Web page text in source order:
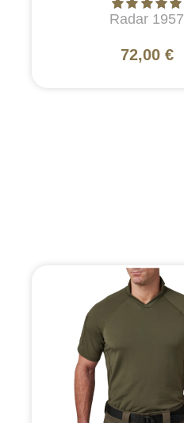
Radar 1957
72,00 €